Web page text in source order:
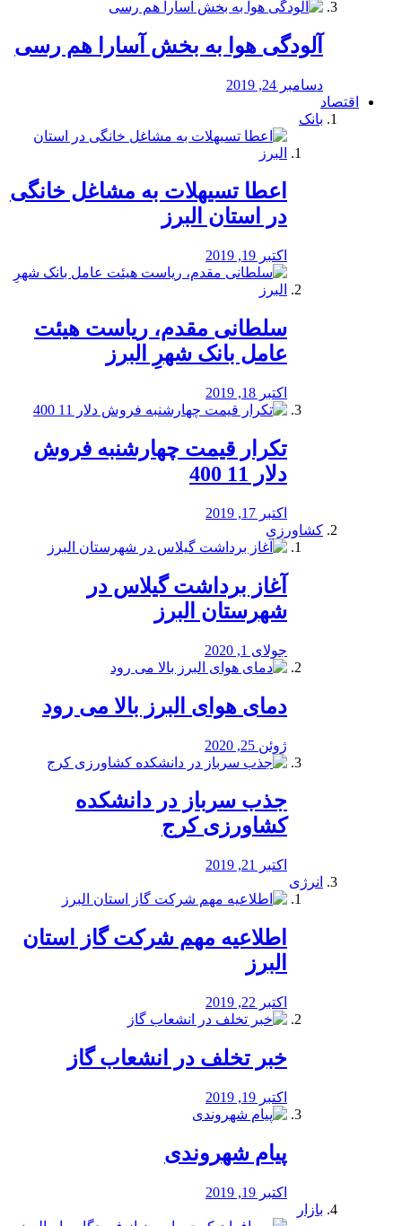
آلودگی هوا به بخش آسارا هم رسی
دسامبر 24, 2019
اقتصاد
بانک
️اعطا تسیهلات به مشاغل خانگی
در استان البرز
اکتبر 19, 2019
سلطانی مقدم، ریاست هیئت
عامل بانک شهرِ البرز
اکتبر 18, 2019
تکرار قیمت چهارشنبه فروش
دلار 11 400
اکتبر 17, 2019
کشاورزی
آغاز برداشت گیلاس در
شهرستان البرز
جولای 1, 2020
دمای هوای البرز بالا می رود
ژوئن 25, 2020
جذب سرباز در دانشکده
کشاورزی کرج
اکتبر 21, 2019
انرژی
️اطلاعیه مهم شرکت گاز استان
البرز
اکتبر 22, 2019
خبر تخلف در انشعاب گاز
اکتبر 19, 2019
پیام شهروندی
اکتبر 19, 2019
بازار